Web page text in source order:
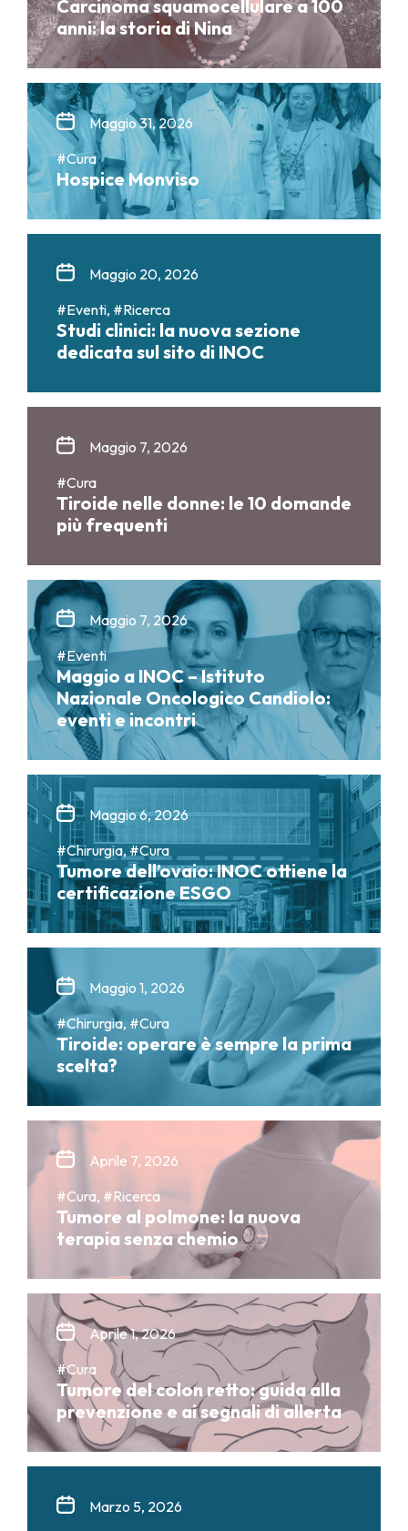
Carcinoma squamocellulare a 100
anni: la storia di Nina
Maggio 31, 2026
#Cura
Hospice Monviso
Maggio 20, 2026
#Eventi, #Ricerca
Studi clinici: la nuova sezione
dedicata sul sito di INOC
Maggio 7, 2026
#Cura
Tiroide nelle donne: le 10 domande
più frequenti
Maggio 7, 2026
#Eventi
Maggio a INOC – Istituto
Nazionale Oncologico Candiolo:
eventi e incontri
Maggio 6, 2026
#Chirurgia, #Cura
Tumore dell’ovaio: INOC ottiene la
certificazione ESGO
Maggio 1, 2026
#Chirurgia, #Cura
Tiroide: operare è sempre la prima
scelta?
Aprile 7, 2026
#Cura, #Ricerca
Tumore al polmone: la nuova
terapia senza chemio
Aprile 1, 2026
#Cura
Tumore del colon retto: guida alla
prevenzione e ai segnali di allerta
Marzo 5, 2026